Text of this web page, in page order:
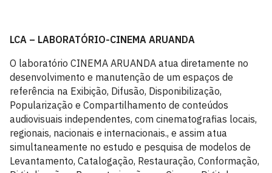
LCA – LABORATÓRIO-CINEMA ARUANDA
O laboratório CINEMA ARUANDA atua diretamente no
desenvolvimento e manutenção de um espaços de
referência na Exibição, Difusão, Disponibilização,
Popularização e Compartilhamento de conteúdos
audiovisuais independentes, com cinematografias locais,
regionais, nacionais e internacionais., e assim atua
simultaneamente no estudo e pesquisa de modelos de
Levantamento, Catalogação, Restauração, Conformação,